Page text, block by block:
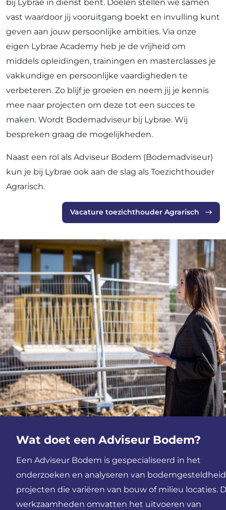
bij Lybrae in dienst bent. Doelen stellen we samen
vast waardoor jij vooruitgang boekt en invulling kunt
geven aan jouw persoonlijke ambities. Via onze
eigen Lybrae Academy heb je de vrijheid om
middels opleidingen, trainingen en masterclasses je
vakkundige en persoonlijke vaardigheden te
verbeteren. Zo blijf je groeien en neem jij je kennis
mee naar projecten om deze tot een succes te
maken. Wordt Bodemadviseur bij Lybrae. Wij
bespreken graag de mogelijkheden.
Naast een rol als Adviseur Bodem (Bodemadviseur)
kun je bij Lybrae ook aan de slag als Toezichthouder
Agrarisch.
Vacature toezichthouder Agrarisch
Wat doet een Adviseur Bodem?
Een Adviseur Bodem is gespecialiseerd in het
onderzoeken en analyseren van
projecten die variëren van bouw of milieu locaties.
werkzaamheden omvatten het uitvoeren van